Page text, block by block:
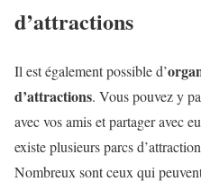
d’attractions
Il est également possible d’
d’attractions. Vous pouvez y
avec vos amis et partager avec
existe plusieurs parcs
Nombreux sont ceux qui